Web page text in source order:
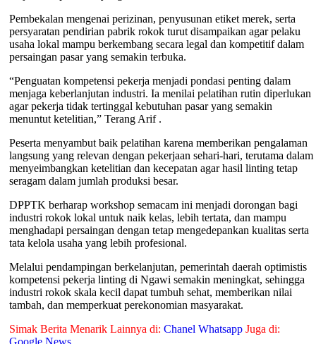
Pembekalan mengenai perizinan, penyusunan etiket merek, serta
persyaratan pendirian pabrik rokok turut disampaikan agar pelaku
usaha lokal mampu berkembang secara legal dan kompetitif dalam
persaingan pasar yang semakin terbuka.
“Penguatan kompetensi pekerja menjadi pondasi penting dalam
menjaga keberlanjutan industri. Ia menilai pelatihan rutin diperlukan
agar pekerja tidak tertinggal kebutuhan pasar yang semakin
menuntut ketelitian,” Terang Arif .
Peserta menyambut baik pelatihan karena memberikan pengalaman
langsung yang relevan dengan pekerjaan sehari-hari, terutama dalam
menyeimbangkan ketelitian dan kecepatan agar hasil linting tetap
seragam dalam jumlah produksi besar.
DPPTK berharap workshop semacam ini menjadi dorongan bagi
industri rokok lokal untuk naik kelas, lebih tertata, dan mampu
menghadapi persaingan dengan tetap mengedepankan kualitas serta
tata kelola usaha yang lebih profesional.
Melalui pendampingan berkelanjutan, pemerintah daerah optimistis
kompetensi pekerja linting di Ngawi semakin meningkat, sehingga
industri rokok skala kecil dapat tumbuh sehat, memberikan nilai
tambah, dan memperkuat perekonomian masyarakat.
Simak Berita Menarik Lainnya di: Chanel Whatsapp Juga di: